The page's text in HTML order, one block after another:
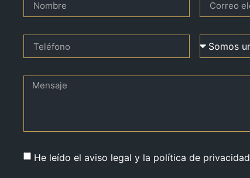
He leído el aviso legal y la política de privacidad